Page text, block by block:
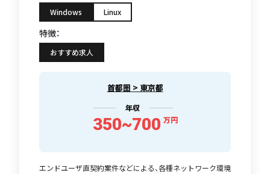
Windows Linux
特徴：
おすすめ求人
首都圏 > 東京都
年収
350~700 万円
エンドユーザ直契約案件などによる、各種ネットワーク環境